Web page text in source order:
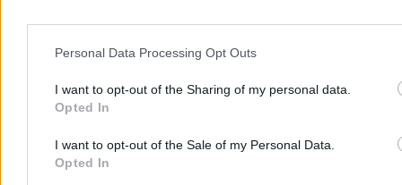
Personal Data Processing Opt Outs
I want to opt-out of the Sharing of my personal data.
Opted In
I want to opt-out of the Sale of my Personal Data.
Opted In
prezydencka strategia rozwoju.
Paweł Żurek
Wczoraj 18:56
Reklama
Reklama